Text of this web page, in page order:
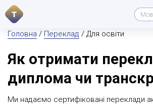
T
Головна / Переклад / Для освіти
Як отримати
диплома чи
Ми надаємо сертифіковані переклади